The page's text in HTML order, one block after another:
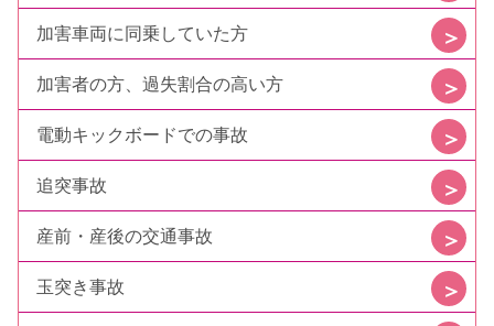
加害車両に同乗していた方
加害者の方、過失割合の高い方
電動キックボードでの事故
追突事故
産前・産後の交通事故
玉突き事故